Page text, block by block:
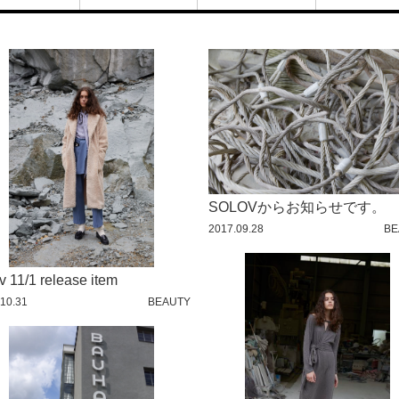
CLEOPATRA
FAN
CLEIPATRA FIG
CLEOPATRA EYE
FAN
CLEIPATRA FIG
CLEOPATRA EYE
SOU
MIYA
11/1 release item
BEAUTY
SOLOVからお知らせです。
2017.09.28